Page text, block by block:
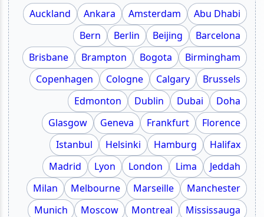
Abu Dhabi
Amsterdam
Ankara
Auckland
Barcelona
Beijing
Berlin
Bern
Birmingham
Bogota
Brampton
Brisbane
Brussels
Calgary
Cologne
Copenhagen
Doha
Dubai
Dublin
Edmonton
Florence
Frankfurt
Geneva
Glasgow
Halifax
Hamburg
Helsinki
Istanbul
Jeddah
Lima
London
Lyon
Madrid
Manchester
Marseille
Melbourne
Milan
Mississauga
Montreal
Moscow
Munich